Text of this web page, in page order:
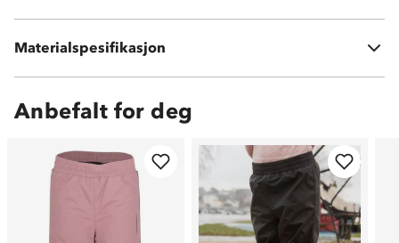
Materialspesifikasjon
Vattering: 100 % polyester
Anbefalt for deg